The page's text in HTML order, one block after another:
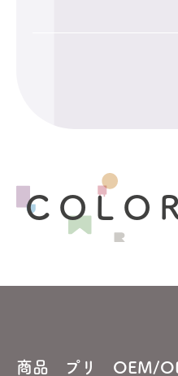
商品
プリ
OEM/